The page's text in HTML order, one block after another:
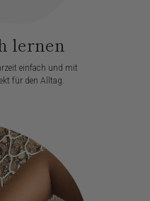
lernen
einfach und mit
für den Alltag.